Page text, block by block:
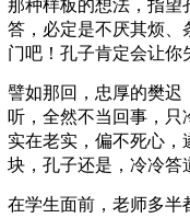
那种样板的想法，指望
答，必定是不厌其烦、
门吧！孔子肯定会让你
譬如那回，忠厚的樊迟
听，全然不当回事，只
实在老实，偏不死心，
块，孔子还是，冷冷答
在学生面前，老师多半